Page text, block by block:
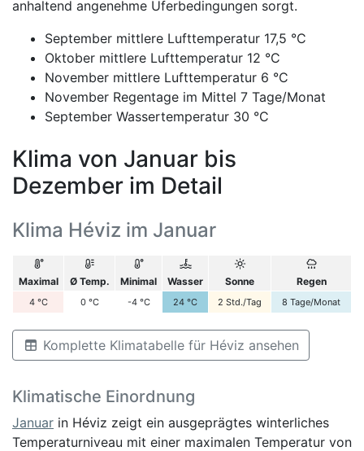
anhaltend angenehme Uferbedingungen sorgt.
September mittlere Lufttemperatur 17,5 °C
Oktober mittlere Lufttemperatur 12 °C
November mittlere Lufttemperatur 6 °C
November Regentage im Mittel 7 Tage/Monat
September Wassertemperatur 30 °C
Klima von Januar bis
Dezember im Detail
Klima Héviz im Januar
Maximal Ø Temp. Minimal Wasser Sonne Regen
4 °C 0 °C -4 °C 24 °C 2 Std./Tag 8 Tage/Monat
Komplette Klimatabelle für Héviz ansehen
Klimatische Einordnung
Januar in Héviz zeigt ein ausgeprägtes winterliches
Temperaturniveau mit einer maximalen Temperatur von